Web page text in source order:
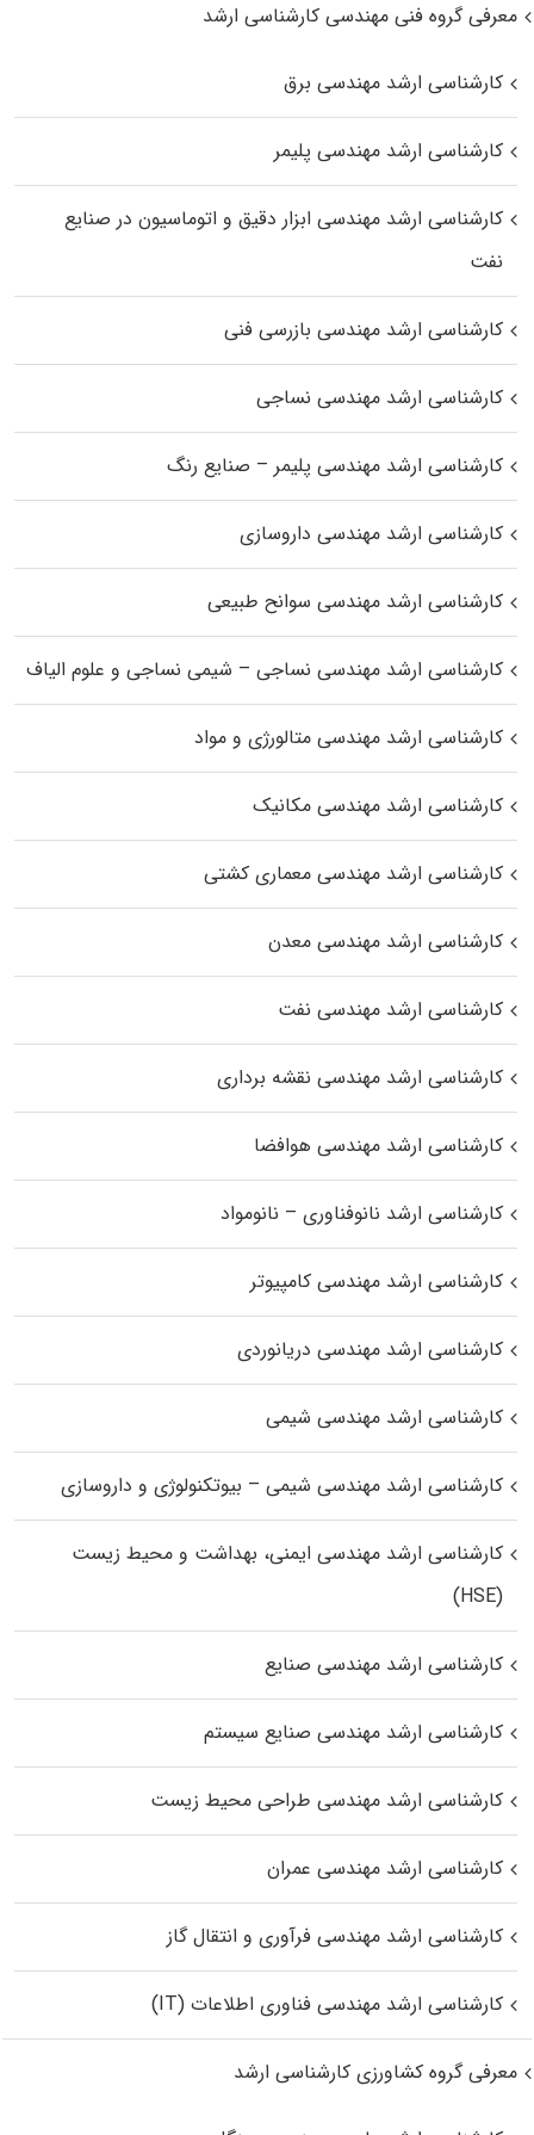
معرفی گروه فنی مهندسی کارشناسی ارشد
کارشناسی ارشد مهندسی برق
کارشناسی ارشد مهندسی پلیمر
کارشناسی ارشد مهندسی ابزار دقیق و اتوماسیون در صنایع
نفت
کارشناسی ارشد مهندسی بازرسی فنی
کارشناسی ارشد مهندسی نساجی
کارشناسی ارشد مهندسی پلیمر – صنایع رنگ
کارشناسی ارشد مهندسی داروسازی
کارشناسی ارشد مهندسی سوانح طبیعی
کارشناسی ارشد مهندسی نساجی – شیمی نساجی و علوم الیاف
کارشناسی ارشد مهندسی متالورژی و مواد
کارشناسی ارشد مهندسی مکانیک
کارشناسی ارشد مهندسی معماری کشتی
کارشناسی ارشد مهندسی معدن
کارشناسی ارشد مهندسی نفت
کارشناسی ارشد مهندسی نقشه برداری
کارشناسی ارشد مهندسی هوافضا
کارشناسی ارشد نانوفناوری – نانومواد
کارشناسی ارشد مهندسی کامپیوتر
کارشناسی ارشد مهندسی دریانوردی
کارشناسی ارشد مهندسی شیمی
کارشناسی ارشد مهندسی شیمی – بیوتکنولوژی و داروسازی
کارشناسی ارشد مهندسی ایمنی، بهداشت و محیط زیست
(HSE)
کارشناسی ارشد مهندسی صنایع
کارشناسی ارشد مهندسی صنایع سیستم
کارشناسی ارشد مهندسی طراحی محیط زیست
کارشناسی ارشد مهندسی عمران
کارشناسی ارشد مهندسی فرآوری و انتقال گاز
کارشناسی ارشد مهندسی فناوری اطلاعات (IT)
معرفی گروه کشاورزی کارشناسی ارشد